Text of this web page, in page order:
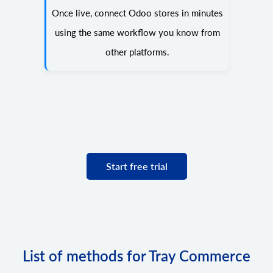
Once live, connect Odoo stores in minutes
using the same workflow you know from
other platforms.
Start free trial
List of methods for Tray Commerce